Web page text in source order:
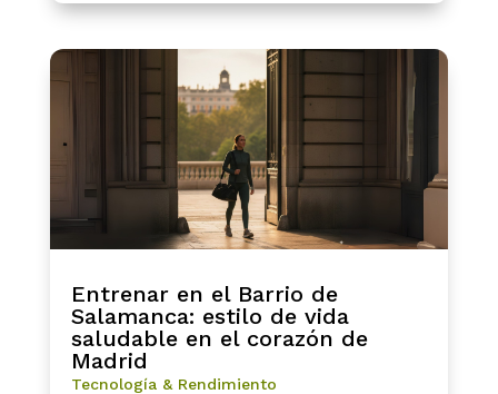
Entrenar en el Barrio de
Salamanca: estilo de vida
saludable en el corazón de
Madrid
Tecnología & Rendimiento